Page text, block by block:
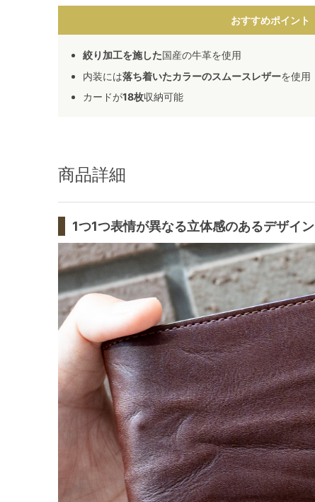
おすすめポイント
絞り加工を施した国産の牛革を使用
内装には落ち着いたカラーのスムースレザーを使用
カードが18枚収納可能
商品詳細
1つ1つ表情が異なる立体感のあるデザイン